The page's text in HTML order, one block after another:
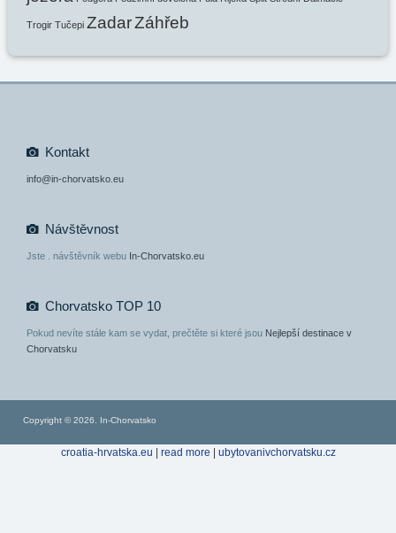
Trogir Tučepi ZadarZáhřeb
Kontakt
info@in-chorvatsko.eu
Návštěvnost
Jste . návštěvník webu In-Chorvatsko.eu
Chorvatsko TOP 10
Pokud nevíte stále kam se vydat, prečtěte si které jsou Nejlepší destinace v
Chorvatsku
Copyright © 2026. In-Chorvatsko
croatia-hrvatska.eu read more ubytovanivchorvatsku.cz